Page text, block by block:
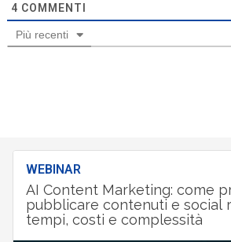
4 COMMENTI
Più recenti
WEBINAR
AI Content Marketing: come
pubblicare contenuti e social
tempi, costi e complessità